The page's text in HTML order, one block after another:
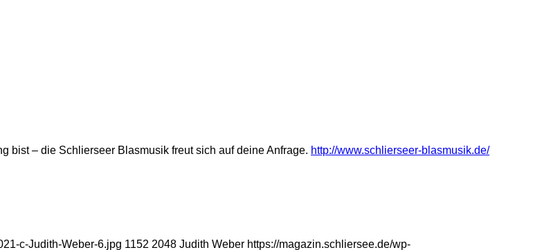
bist ‒ die Schlierseer Blasmusik freut sich auf deine Anfrage. http://www.schlierseer-blasmusik.de/
c-Judith-Weber-6.jpg 1152 2048 Judith Weber https://magazin.schliersee.de/wp-